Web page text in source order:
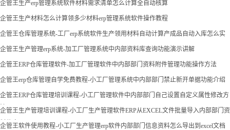
企管王生产erp管理系统软件材料需求清单怎么计算全自动核算
企管王生产材料怎么计算领多少材料erp管理系统软件操作教程
企管王仓库管理系统-工厂erp系统软件生产领用材料自动计算产成品自动入库怎么实
现
企管王生产管理erp系统-加工厂管理系统中内部资料库查询功能演示讲解
企管王ERP仓库管理软件-加工厂管理软件中内部部门资料附件管理功能操作方法
企管王erp仓库管理自学免费教程-小工厂管理系统中内部部门禁止新开单据功能介绍
企管王ERP仓库管理培训课程-小工厂管理软件中内部部门自己设置自定义属性修改方
法
企管王生产管理培训课程-小工厂生产管理软件ERP从EXCEL文件批量导入内部部门资
料信息
企管王软件使用教程-小工厂生产管理erp软件内部部门信息资料怎么导出到excel文档